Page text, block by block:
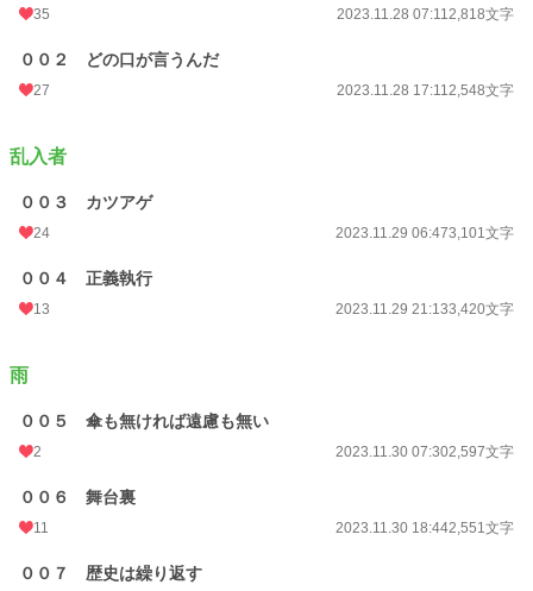
恋愛
お気に入り 146
24h.ポイント
週間ポイント
年間ポイント
累計ポイント 78,945 pt (34,789 位)
35 2023.11.28 07:112,818文字
００２ どの口が言うんだ
27 2023.11.28 17:112,548文字
乱入者
００３ カツアゲ
24 2023.11.29 06:473,101文字
００４ 正義執行
13 2023.11.29 21:133,420文字
雨
００５ 傘も無ければ遠慮も無い
2 2023.11.30 07:302,597文字
００６ 舞台裏
11 2023.11.30 18:442,551文字
００７ 歴史は繰り返す